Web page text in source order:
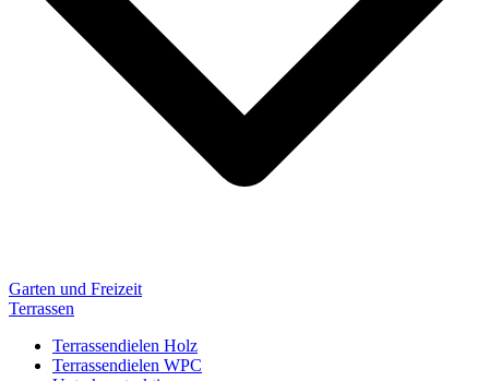
Garten und Freizeit
Terrassen
Terrassendielen Holz
Terrassendielen WPC